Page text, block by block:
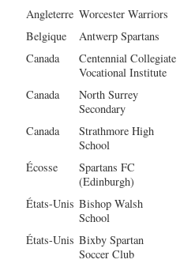
Angleterre Worcester Warriors
Belgique
Antwerp Spartans
Canada
Centennial Collegiate
Vocational Institute
Canada
North Surrey
Secondary
Canada
Strathmore High
School
Écosse
Spartans FC
(Edinburgh)
États-Unis Bishop Walsh
School
États-Unis Bixby Spartan
Soccer Club